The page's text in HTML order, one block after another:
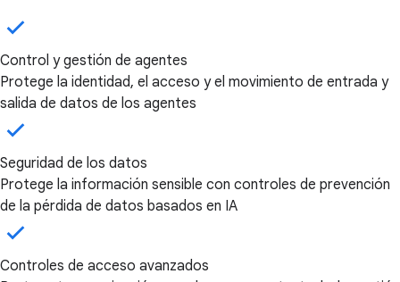
Control y gestión de agentes
Protege la identidad, el acceso y el movimiento de entrada y
salida de datos de los agentes
Seguridad de los datos
Protege la información sensible con controles de prevención
de la pérdida de datos basados en IA
Controles de acceso avanzados